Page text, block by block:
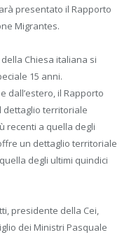
presentato il Rapporto
Migrantes.
Chiesa italiana si
15 anni.
dall’estero, il Rapporto
dettaglio territoriale
recenti a quella degli
un dettaglio territoriale
degli ultimi quindici
presidente della Cei,
dei Ministri Pasquale